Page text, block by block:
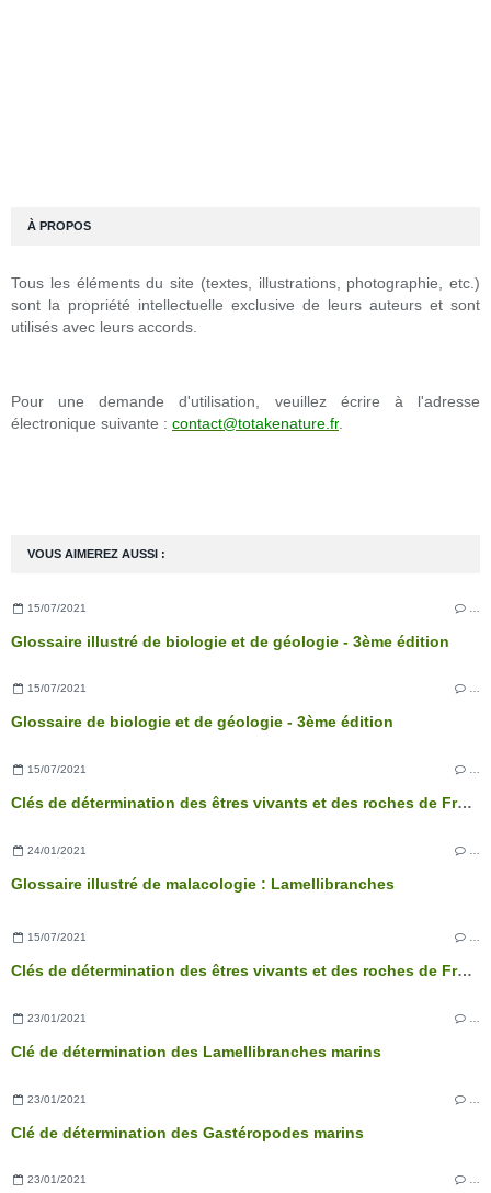
VOUS AIMEREZ AUSSI :
15/07/2021
Glossaire illustré de biologie et de géologie - 3ème édition
15/07/2021 …
Glossaire de biologie et de géologie - 3ème édition
15/07/2021
Clés de détermination des êtres vivants et des roches de France - 3ème édition
24/01/2021
Glossaire illustré de malacologie : Lamellibranches
15/07/2021 …
Clés de détermination des êtres vivants et des roches de France - 3ème édition
23/01/2021
Clé de détermination des Lamellibranches marins
23/01/2021
Clé de détermination des Gastéropodes marins
23/01/2021
À PROPOS
Tous les éléments du site (textes, illustrations, photographie, etc.)
sont la propriété intellectuelle exclusive de leurs auteurs et sont
utilisés avec leurs accords.
Pour une demande d'utilisation, veuillez écrire à l'adresse
électronique suivante : contact@totakenature.fr